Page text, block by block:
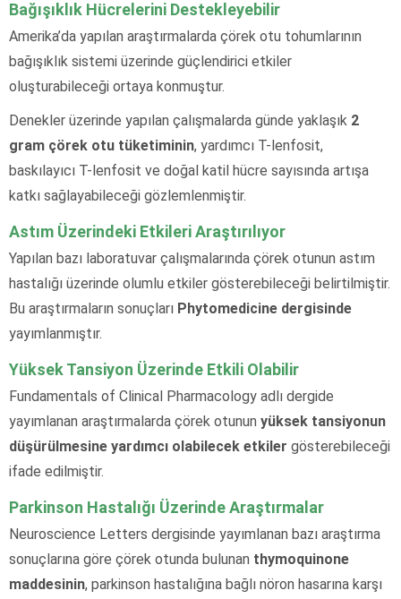
Bağışıklık Hücrelerini Destekleyebilir
Amerika’da yapılan araştırmalarda çörek otu tohumlarının
bağışıklık sistemi üzerinde güçlendirici etkiler
oluşturabileceği ortaya konmuştur.
Denekler üzerinde yapılan çalışmalarda günde yaklaşık 2
gram çörek otu tüketiminin, yardımcı T-lenfosit,
baskılayıcı T-lenfosit ve doğal katil hücre sayısında artışa
katkı sağlayabileceği gözlemlenmiştir.
Astım Üzerindeki Etkileri Araştırılıyor
Yapılan bazı laboratuvar çalışmalarında çörek otunun astım
hastalığı üzerinde olumlu etkiler gösterebileceği belirtilmiştir.
Bu araştırmaların sonuçları Phytomedicine dergisinde
yayımlanmıştır.
Yüksek Tansiyon Üzerinde Etkili Olabilir
Fundamentals of Clinical Pharmacology adlı dergide
yayımlanan araştırmalarda çörek otunun yüksek tansiyonun
düşürülmesine yardımcı olabilecek etkiler gösterebileceği
ifade edilmiştir.
Parkinson Hastalığı Üzerinde Araştırmalar
Neuroscience Letters dergisinde yayımlanan bazı araştırma
sonuçlarına göre çörek otunda bulunan thymoquinone
maddesinin, parkinson hastalığına bağlı nöron hasarına karşı